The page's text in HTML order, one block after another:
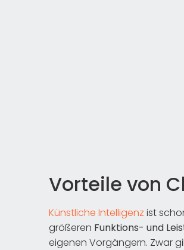
Vorteile von
Künstliche Intelligenz ist
größeren Funktions- und
eigenen Vorgängern. Zwar